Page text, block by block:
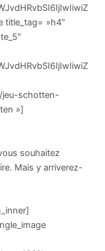
title_tag= »h4″
jeu-schotten-
»]
souhaitez
Mais y arriverez-